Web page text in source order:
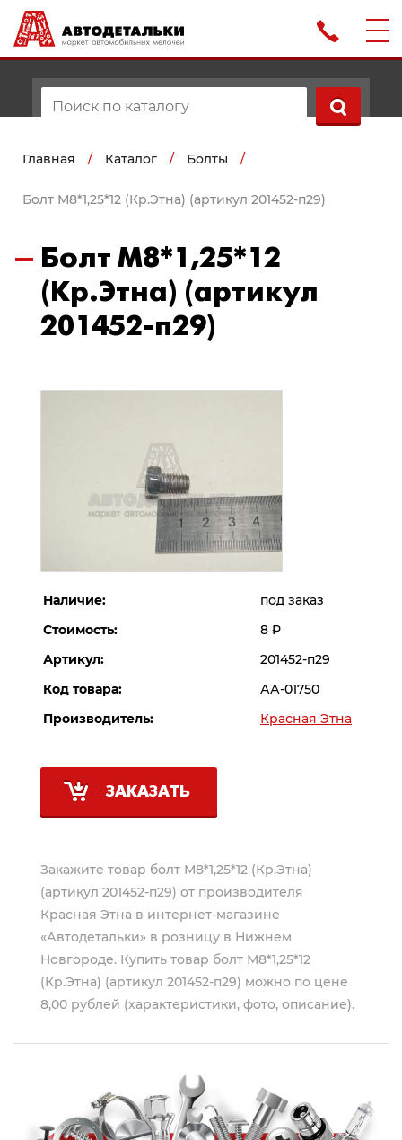
Главная / Каталог / Болты /
Болт М8*1,25*12 (Кр.Этна) (артикул 201452-п29)
Болт М8*1,25*12
(Кр.Этна) (артикул
201452-п29)
Наличие:
под заказ
Стоимость:
8 Р
Артикул:
201452-п29
Код товара:
АА-01750
Производитель:
Красная Этна
ЗАКАЗАТЬ
Закажите товар болт М8*1,25*12 (Кр.Этна)
(артикул 201452-п29) от производителя
Красная Этна в интернет-магазине
«Автодетальки» в розницу в Нижнем
Новгороде. Купить товар болт М8*1,25*12
(Кр.Этна) (артикул 201452-п29) можно по цене
8,00 рублей (характеристики, фото, описание).